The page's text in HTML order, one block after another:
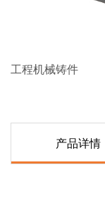
工程机械铸件
产品详情